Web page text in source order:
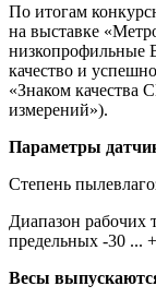
По итогам
на выставке
низкопрофильные
качество и
«Знаком качества
измерений»).
Параметры
Степень
Диапазон рабочих
предельных -30 ...
Весы